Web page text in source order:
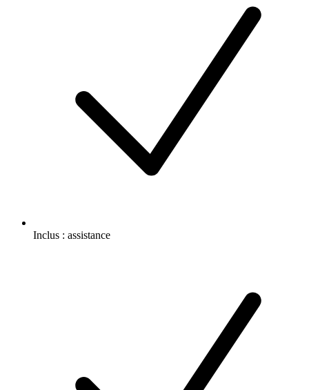
Inclus : assistance